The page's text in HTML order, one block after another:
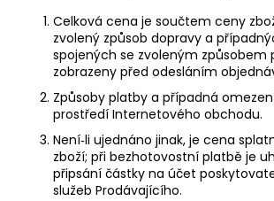
Celková cena je součtem ceny
zvolený způsob dopravy a
spojených se zvoleným způsobem
zobrazeny před odesláním
Způsoby platby a případná
prostředí Internetového obchodu.
Není‑li ujednáno jinak, je cena
zboží; při bezhotovostní platbě je
připsání částky na účet
služeb Prodávajícího.